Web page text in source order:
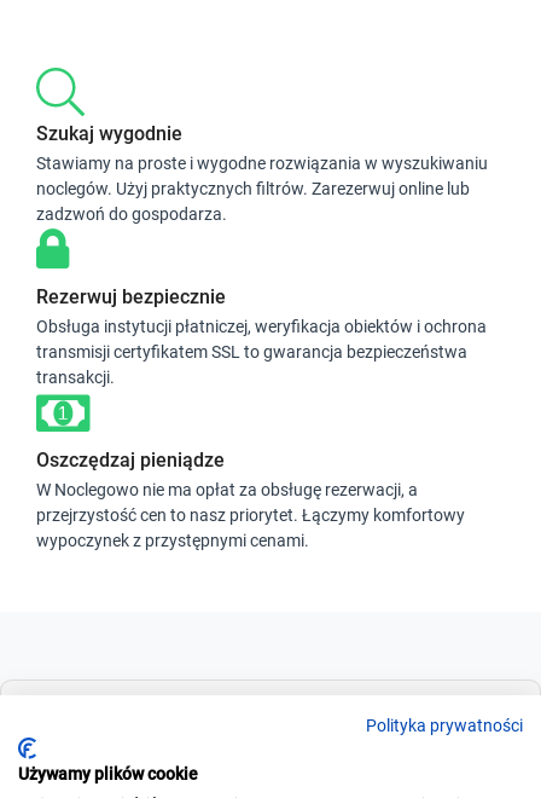
Szukaj wygodnie
Stawiamy na proste i wygodne rozwiązania w wyszukiwaniu
noclegów. Użyj praktycznych filtrów. Zarezerwuj online lub
zadzwoń do gospodarza.
Rezerwuj bezpiecznie
Obsługa instytucji płatniczej, weryfikacja obiektów i ochrona
transmisji certyfikatem SSL to gwarancja bezpieczeństwa
transakcji.
Oszczędzaj pieniądze
W Noclegowo nie ma opłat za obsługę rezerwacji, a
przejrzystość cen to nasz priorytet. Łączymy komfortowy
wypoczynek z przystępnymi cenami.
Polityka prywatności
Używamy plików cookie